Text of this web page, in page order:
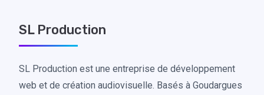
SL Production
SL Production est une entreprise de développement
web et de création audiovisuelle. Basés à Goudargues